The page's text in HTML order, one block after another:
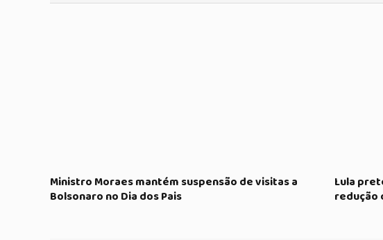
Ministro Moraes mantém suspensão de visitas a
Bolsonaro no Dia dos Pais
Lula
redução